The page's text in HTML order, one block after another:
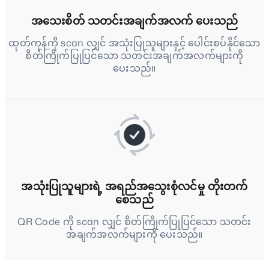
အသေးစိတ် သတင်းအချက်အလက် ပေးသည်
ထုတ်ကုန်ကို scan လျှင် အသုံးပြုသူများနှင့် ပေါင်းစပ်နိုင်သော
စိတ်ကြိုက်ပြုပြင်သော သတင်းအချက်အလက်များကို
ပေးသည်။
အသုံးပြုသူများရဲ့ အရည်အသွေးစုံလင်မှု တိုးတက်
စေသည်
QR Code ကို scan လျှင် စိတ်ကြိုက်ပြုပြင်သော သတင်း
အချက်အလက်များကို ပေးသည်။